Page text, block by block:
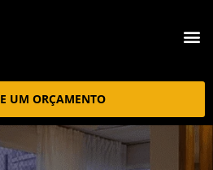
UM ORÇAMENTO